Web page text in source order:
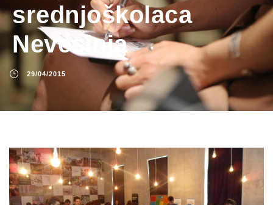
srednjoškolaca
Nevesinja
29/04/2015